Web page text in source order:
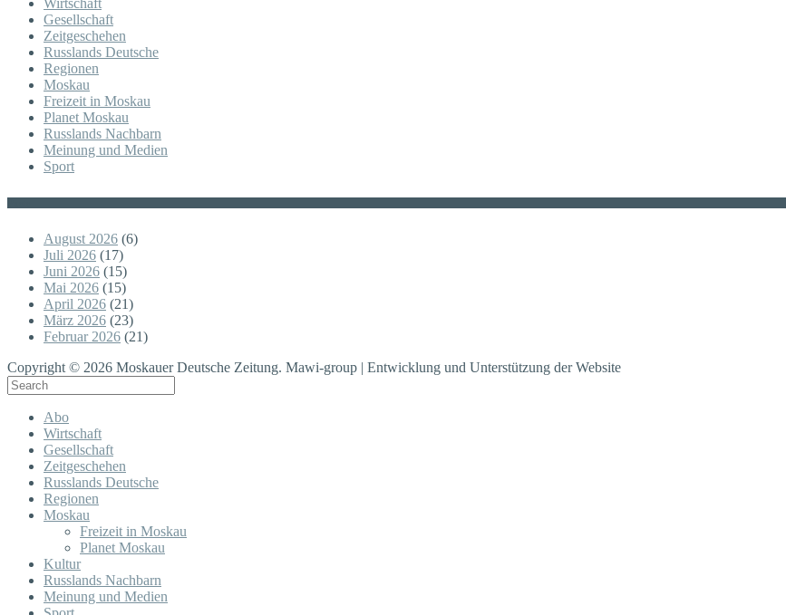
Wirtschaft
Gesellschaft
Zeitgeschehen
Russlands Deutsche
Regionen
Moskau
Freizeit in Moskau
Planet Moskau
Russlands Nachbarn
Meinung und Medien
Sport
August 2026 (6)
Juli 2026 (17)
Juni 2026 (15)
Mai 2026 (15)
April 2026 (21)
März 2026 (23)
Februar 2026 (21)
Copyright © 2026 Moskauer Deutsche Zeitung. Mawi-group | Entwicklung und Unterstützung der Website
Abo
Wirtschaft
Gesellschaft
Zeitgeschehen
Russlands Deutsche
Regionen
Moskau
Freizeit in Moskau
Planet Moskau
Kultur
Russlands Nachbarn
Meinung und Medien